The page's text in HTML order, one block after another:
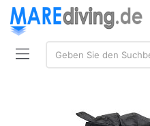
Suche:
Geben Sie den